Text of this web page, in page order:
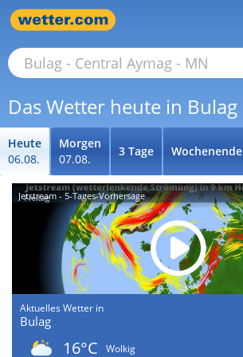
Das Wetter heute in Bulag
Heute
06.08.
Morgen
07.08.
3 Tage Wochenende
Jetstream - 5-Tages-Vorhersage
Aktuelles Wetter in
Bulag
16°C
Wolkig